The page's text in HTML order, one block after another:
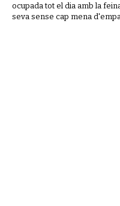
ocupada tot el dia amb la
seva sense cap mena